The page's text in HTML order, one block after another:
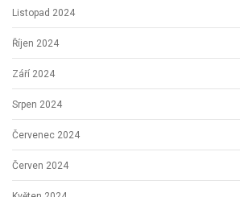
Listopad 2024
Říjen 2024
Září 2024
Srpen 2024
Červenec 2024
Červen 2024